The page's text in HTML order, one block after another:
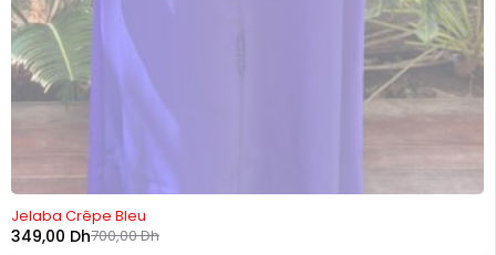
RUPTURE DE STOCK
Jelaba Crêpe Bleu
700,00Dh
349,00 Dh